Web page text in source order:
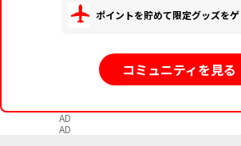
ポイントを貯めて限定グッズをゲ
コミュニティを見る
AD
AD